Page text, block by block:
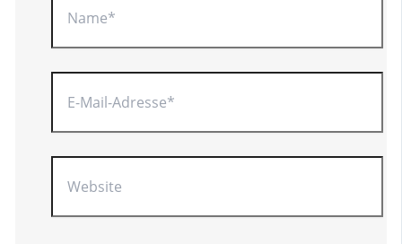
E-
Mail-
Website